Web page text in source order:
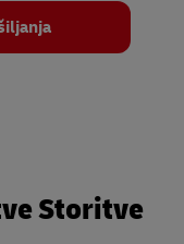
Storitve